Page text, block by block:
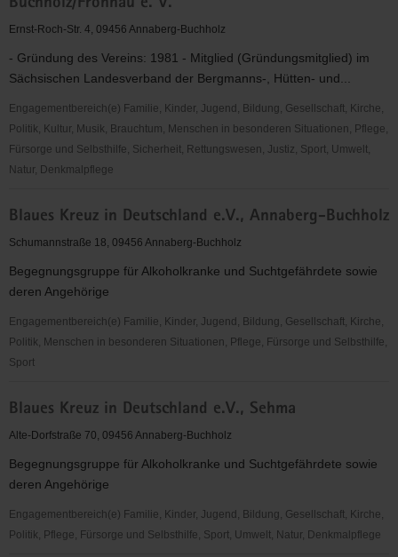
Annaberg/Mittleres
Erzgebirge
Buchholz/Frohnau e. V.
Ernst-Roch-Str. 4, 09456 Annaberg-Buchholz
- Gründung des Vereins: 1981 - Mitglied (Gründungsmitglied) im
Sächsischen Landesverband der Bergmanns-, Hütten- und...
Engagementbereich(e) Familie, Kinder, Jugend, Bildung, Gesellschaft, Kirche,
Politik, Kultur, Musik, Brauchtum, Menschen in besonderen Situationen, Pflege,
Fürsorge und Selbsthilfe, Sicherheit, Rettungswesen, Justiz, Sport, Umwelt,
Natur, Denkmalpflege
"Frisch
Glück"
Buchholz/Frohnau
e.
V.
Blaues Kreuz in Deutschland e.V., Annaberg-Buchholz
Schumannstraße 18, 09456 Annaberg-Buchholz
Begegnungsgruppe für Alkoholkranke und Suchtgefährdete sowie
deren Angehörige
Engagementbereich(e) Familie, Kinder, Jugend, Bildung, Gesellschaft, Kirche,
Politik, Menschen in besonderen Situationen, Pflege, Fürsorge und Selbsthilfe,
Sport
Kreuz
in
e.V.,
Annaberg-
Buchholz
Blaues Kreuz in Deutschland e.V., Sehma
Alte-Dorfstraße 70, 09456 Annaberg-Buchholz
Begegnungsgruppe für Alkoholkranke und Suchtgefährdete sowie
deren Angehörige
Engagementbereich(e) Familie, Kinder, Jugend, Bildung, Gesellschaft, Kirche,
Politik, Pflege, Fürsorge und Selbsthilfe, Sport, Umwelt, Natur, Denkmalpflege